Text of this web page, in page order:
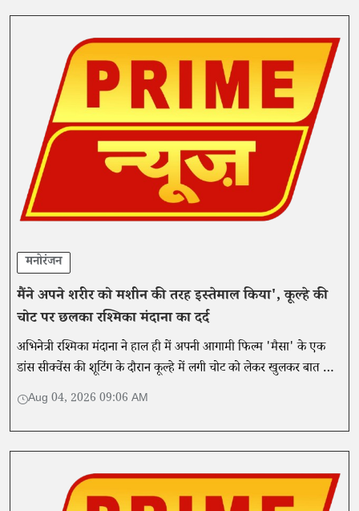
मनोरंजन
मैंने अपने शरीर को मशीन की तरह इस्तेमाल किया', कूल्हे की
चोट पर छलका रश्मिका मंदाना का दर्द
अभिनेत्री रश्मिका मंदाना ने हाल ही में अपनी आगामी फिल्म 'मैसा' के एक
डांस सीक्वेंस की शूटिंग के दौरान कूल्हे में लगी चोट को लेकर खुलकर बात की
है।Aug 04, 2026 09:06 AM